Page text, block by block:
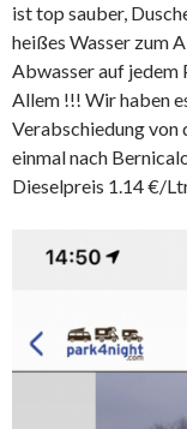
ist top sauber,
heißes Wasser zum
Abwasser auf jedem
Allem !!! Wir haben
Verabschiedung von
einmal nach
Dieselpreis 1.14 €/